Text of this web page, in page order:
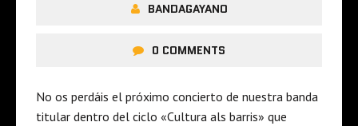
BANDAGAYANO
0 COMMENTS
No os perdáis el próximo concierto de nuestra banda
titular dentro del ciclo «Cultura als barris» que